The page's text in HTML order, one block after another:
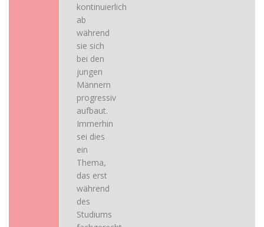
kontinuierlich
ab
während
sie sich
bei den
jungen
Männern
progressiv
aufbaut.
Immerhin
sei dies
ein
Thema,
das erst
während
des
Studiums